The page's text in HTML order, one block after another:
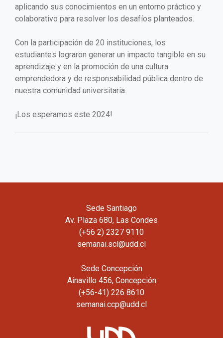
aplicando sus conocimientos en un entorno práctico y
colaborativo para resolver los desafíos planteados.
Con la participación de 20 instituciones, los
estudiantes lograron generar un impacto tangible en su
aprendizaje y en la promoción de una cultura
emprendedora y de responsabilidad pública dentro de
nuestra comunidad universitaria.
¡Los esperamos este 2024!
Sede Santiago
Av. Plaza 680, Las Condes
(+56 2) 2327 9110
semanai.scl@udd.cl
Sede Concepción
Ainavillo 456, Concepción
(+56-41) 226 8610
semanai.ccp@udd.cl